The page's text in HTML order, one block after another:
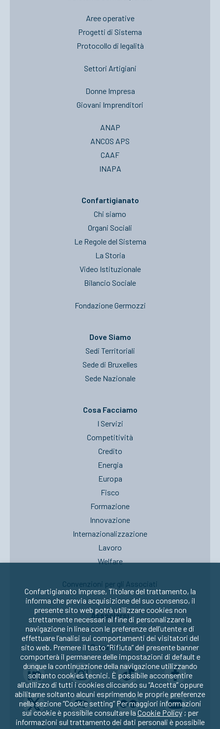
Aree operative
Progetti di Sistema
Protocollo di legalità
Settori Artigiani
Donne Impresa
Giovani Imprenditori
ANAP
ANCOS APS
CAAF
INAPA
Confartigianato
Chi siamo
Organi Sociali
Le Regole del Sistema
La Storia
Video Istituzionale
Bilancio Sociale
Fondazione Germozzi
Dove Siamo
Sedi Territoriali
Sede di Bruxelles
Sede Nazionale
Cosa Facciamo
I Servizi
Competitività
Credito
Energia
Europa
Fisco
Formazione
Innovazione
Internazionalizzazione
Lavoro
Welfare
Convenzioni per gli Associati
Associarsi
Seguici su:
Confartigianato Imprese, Titolare del trattamento, la
informa che previa acquisizione del suo consenso, il
presente sito web potrà utilizzare cookies non
strettamente necessari al fine di personalizzare la
navigazione in linea con le preferenze dell’utente e di
effettuare l’analisi sui comportamenti dei visitatori del
sito web. Premere il tasto “Rifiuta” del presente banner
comporterà il permanere delle impostazioni di default e
dunque la continuazione della navigazione utilizzando
soltanto cookies tecnici. È possibile acconsentire
all’utilizzo di tutti i cookies cliccando su “Accetta” oppure
abilitarne soltanto alcuni esprimendo le proprie preferenze
nella sezione “Cookie setting” Per maggiori informazioni
sui cookie è possibile consultare la Cookie Policy; per
informazioni sul trattamento dei dati personali è possibile